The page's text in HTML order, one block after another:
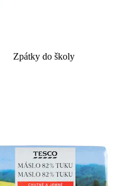
Zpátky do školy